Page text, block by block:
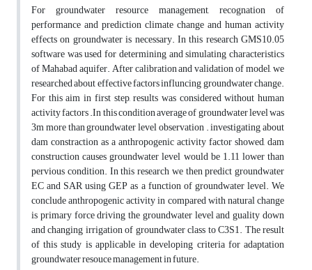
For groundwater resource management, recognation of
performance and prediction climate change and human activity
effects on groundwater is necessary. In this research GMS10.05
software was used for determining and simulating characteristics
of Mahabad aquifer. After calibration and validation of model, we
researched about effective factors influncing groundwater change.
For this aim in first step, results was considered without human
activity factors .In this condition average of groundwater level was
3m more than groundwater level observation . investigating about
dam constraction as a anthropogenic activity factor showed, dam
construction causes groundwater level would be 1.11 lower than
pervious condition. In this research we then predict groundwater
EC and SAR using GEP as a function of groundwater level. We
conclude anthropogenic activity in compared with natural change
is primary force driving the groundwater level and guality down
and changing irrigation of groundwater class to C3S1. The result
of this study is applicable in developing criteria for adaptation
groundwater resouce management in future.